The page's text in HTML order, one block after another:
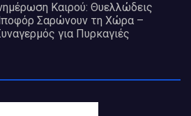
Καιρού: Θυελλώδεις
Σαρώνουν τη Χώρα –
για Πυρκαγιές